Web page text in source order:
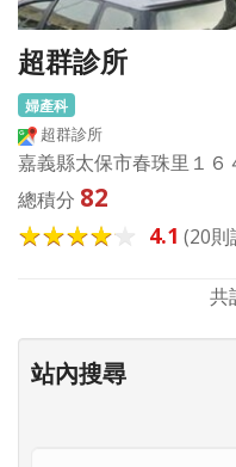
超群診所
婦產科
超群診所
嘉義縣太保市春珠里１６
總積分 82
4.1 (20則
共
站內搜尋